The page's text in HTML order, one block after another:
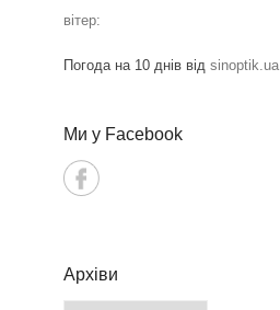
вітер:
Погода на 10 днів відsinoptik.ua
Ми у Facebook
Архіви